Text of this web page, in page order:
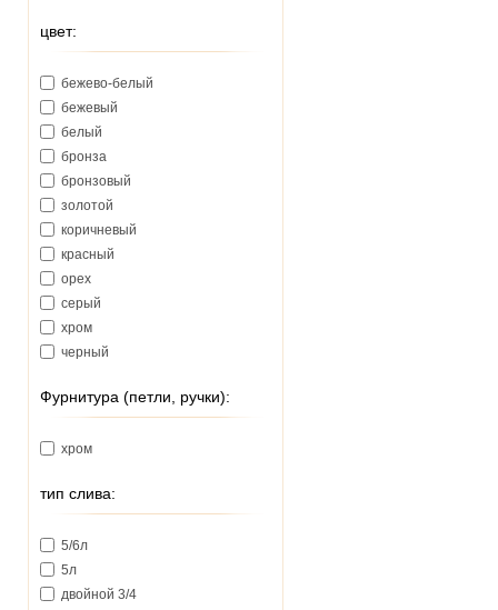
цвет:
бежево-белый
бежевый
белый
бронза
бронзовый
золотой
коричневый
красный
орех
серый
хром
черный
Фурнитура (петли, ручки):
хром
тип слива:
5/6л
5л
двойной 3/4